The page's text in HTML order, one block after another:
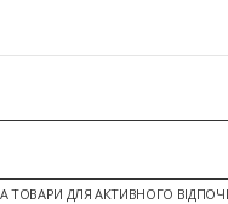
ДЛЯ АКТИВНОГО